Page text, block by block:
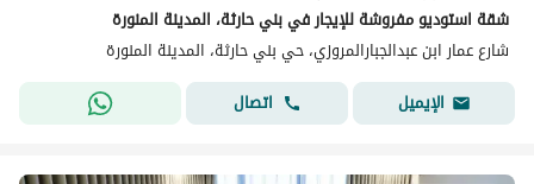
شقة استوديو مفروشة للإيجار في بني حارثة، المدينة المنورة
شارع عمار ابن عبدالجبارالمروزي، حي بني حارثة، المدينة المنورة
الإيميل
اتصال